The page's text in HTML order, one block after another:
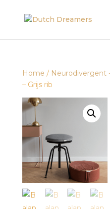
Home / Neurodivergent
– Grijs rib